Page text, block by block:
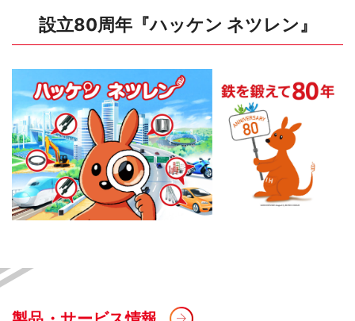
設立80周年『ハッケン ネツレン』